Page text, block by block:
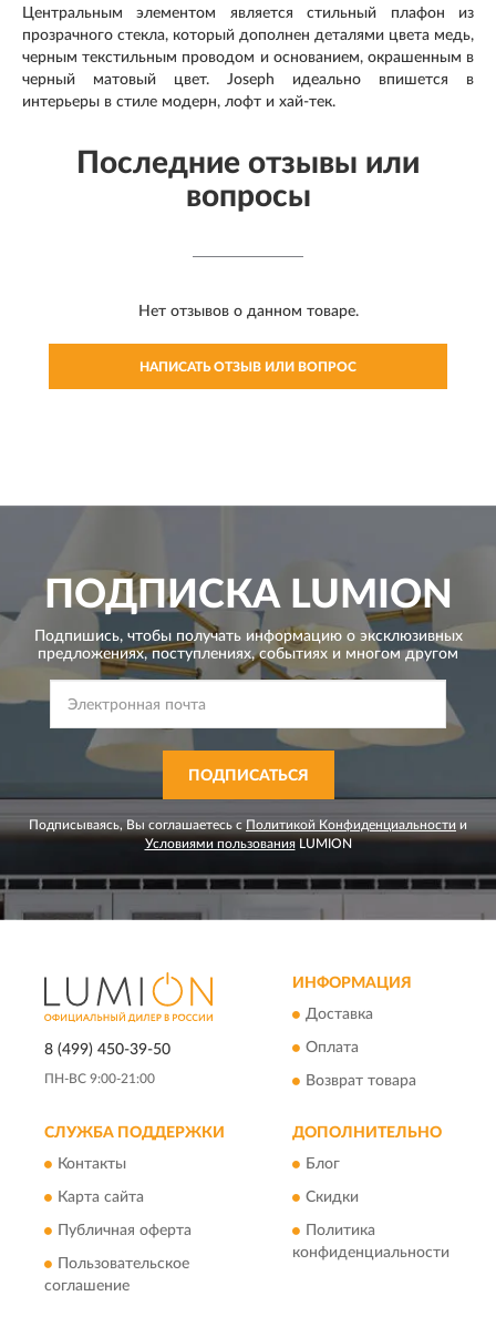
Центральным элементом является стильный плафон из
прозрачного стекла, который дополнен деталями цвета медь,
черным текстильным проводом и основанием, окрашенным в
черный матовый цвет. Joseph идеально впишется в
интерьеры в стиле модерн, лофт и хай-тек.
Последние отзывы или
вопросы
Нет отзывов о данном товаре.
НАПИСАТЬ ОТЗЫВ ИЛИ ВОПРОС
ПОДПИСКАLUMION
Подпишись, чтобы получать информацию о эксклюзивных
предложениях,поступлениях, событиях и многом другом
ПОДПИСАТЬСЯ
Подписываясь, Вы соглашаетесь сПолитикой Конфиденциальности и
Условиями пользованияLUMION
8 (499) 450-39-50
ПН-ВС 9:00-21:00
ИНФОРМАЦИЯ
Доставка
Оплата
Возврат товара
СЛУЖБА ПОДДЕРЖКИ
Контакты
Карта сайта
Публичная оферта
Пользовательское
соглашение
ДОПОЛНИТЕЛЬНО
Блог
Скидки
Политика
конфиденциальности